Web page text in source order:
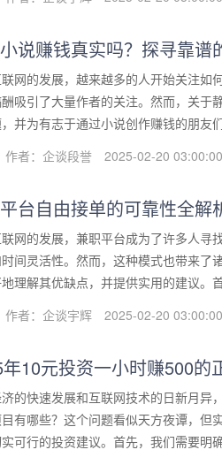
说赚钱真实吗？探寻靠谱
网的发展，越来越多的人开始关注如
吸引了大量作者的关注。然而，关于
并为有志于通过小说创作赚钱的朋友
作者：企谈段誉
2025-02-20 03:00:00
台自由接单的可靠性全解
网的发展，兼职平台成为了许多人寻
间灵活性。然而，这种模式也带来了
理解其优缺点，并提供实用的建议。
作者：企谈宇辉
2025-02-20 03:00:00
10元投资一小时赚500的
的快速发展和互联网技术的日新月异
有哪些？这个问题看似天方夜谭，但
可行的投资建议。首先，我们需要明